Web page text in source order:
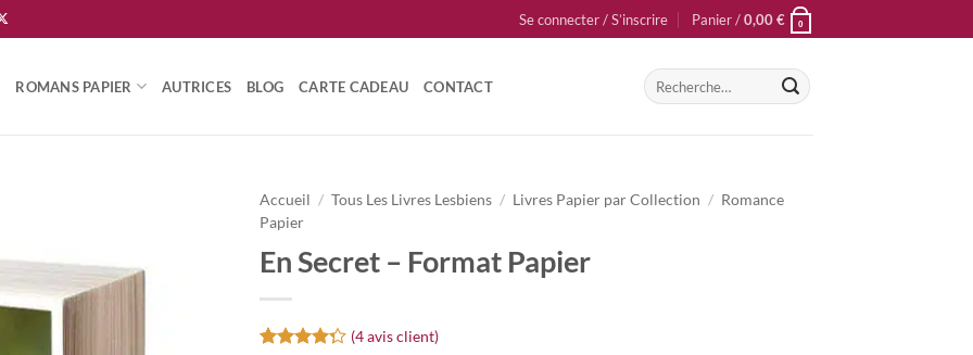
Se connecter / S’inscrire Panier /0,00€ 0
ROMANS PAPIER AUTRICES BLOG CARTE CADEAU CONTACT
Recherche
pour :
Accueil / Tous Les Livres Lesbiens / Livres Papier par Collection / Romance
Papier
En Secret – Format Papier
(4avis client)